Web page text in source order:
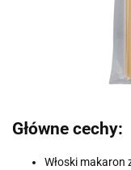
Główne cechy:
Włoski makaron